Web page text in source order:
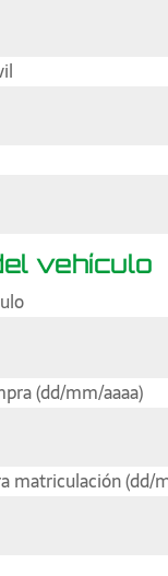
vehículo
(dd/mm/aaaa)
matriculación (dd/